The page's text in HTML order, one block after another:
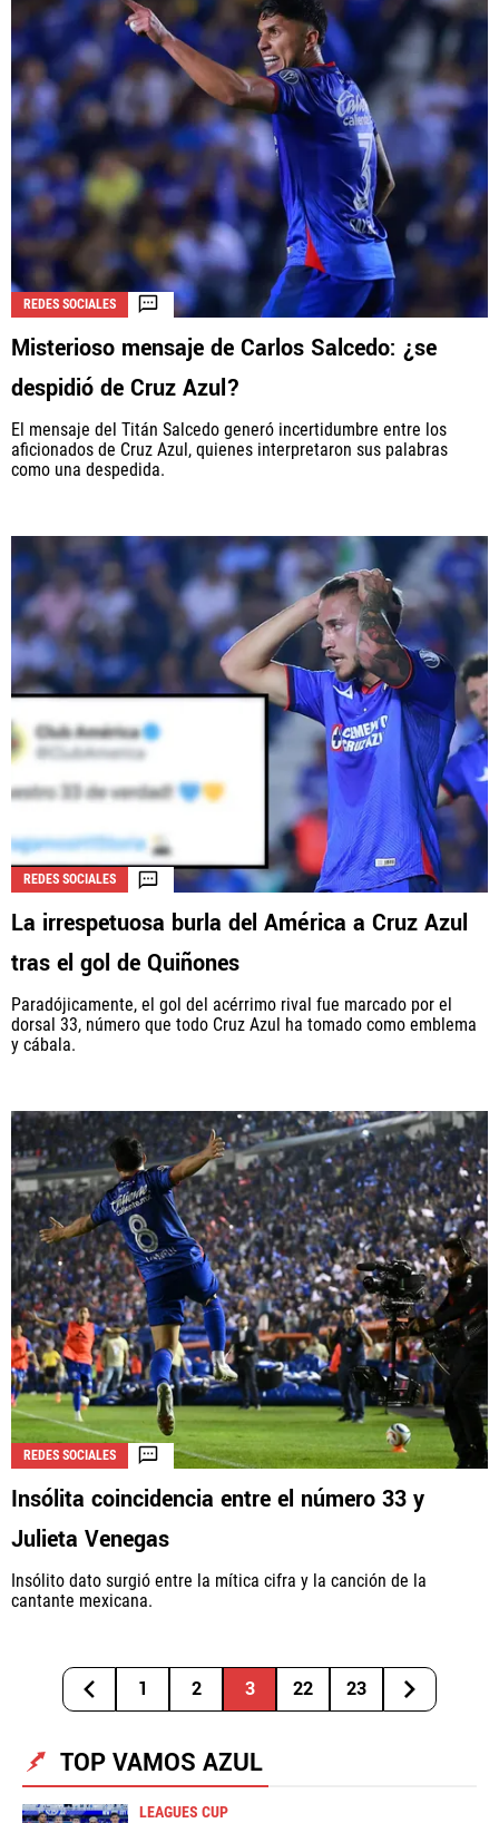
REDES SOCIALES
Misterioso mensaje de Carlos Salcedo: ¿se
despidió de Cruz Azul?
El mensaje del Titán Salcedo generó incertidumbre entre los
aficionados de Cruz Azul, quienes interpretaron sus palabras
como una despedida.
REDES SOCIALES
La irrespetuosa burla del América a Cruz Azul
tras el gol de Quiñones
Paradójicamente, el gol del acérrimo rival fue marcado por el
dorsal 33, número que todo Cruz Azul ha tomado como emblema
y cábala.
REDES SOCIALES
Insólita coincidencia entre el número 33 y
Julieta Venegas
Insólito dato surgió entre la mítica cifra y la canción de la
cantante mexicana.
1 2 3 22 23
TOP VAMOS AZUL
LEAGUES CUP